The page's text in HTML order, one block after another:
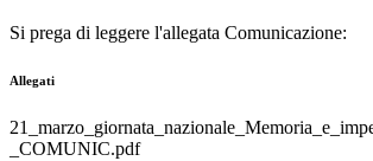
Si prega di leggere l'allegata Comunicazione:
Allegati
_COMUNIC.pdf